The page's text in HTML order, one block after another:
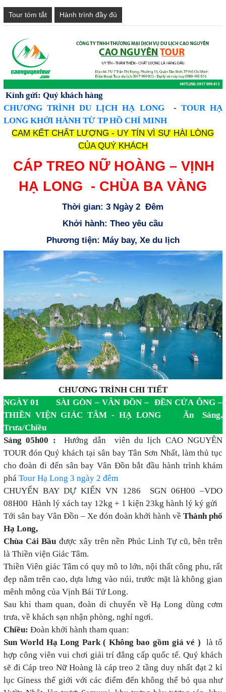
Tour tóm tắt Hành trình đầy đủ
Kính gửi: Quý khách hàng
CHƯƠNG TRÌNH DU LỊCH HẠ LONG-TOUR HẠ
LONG KHỞI HÀNH TỪ TP HỒ CHÍ MINH
CAM KẾT CHẤT LƯỢNG - UY TÍN VÌ SỰ HÀI LÒNG
CỦA QUÝ KHÁCH
CÁP TREO NỮ HOÀNG – VỊNH
HẠ LONG - CHÙA BA VÀNG
Thời gian: 3 Ngày 2 Đêm
Khởi hành: Theo yêu cầu
Phương tiện: Máy bay, Xe du lịch
CHƯƠNG TRÌNH CHI TIẾT
NGÀY 01 SÀI GÒN – VÂN ĐỒN – ĐỀN CỬA ÔNG –
THIỀN VIỆN GIÁC TÂM - HẠ LONG Ăn Sáng,
Trưa/Chiều
Sáng 05h00 : Hướng dẫn viên du lịch CAO NGUYÊN
TOUR đón Quý khách tại sân bay Tân Sơn Nhất, làm thủ tục
cho đoàn đi đến sân bay Vân Đồn bắt đầu hành trình khám
phá Tour Hạ Long 3 ngày 2 đêm
CHUYẾN BAY DỰ KIẾN VN 1286 SGN 06H00 –VDO
08H00 Hành lý xách tay 12kg + 1 kiện 23kg hành lý ký gửi
Tới sân bay Vân Đồn – Xe đón đoàn khởi hành vềThành phố
Hạ Long,
Chùa Cái Bầu được xây trên nền Phúc Linh Tự cũ, bên trên
là Thiền viện Giác Tâm.
Thiền Viên giác Tâm có quy mô to lớn, nội thất công phu, rất
đẹp nằm trên cao, dựa lưng vào núi, trước mặt là không gian
mênh mông của Vịnh Bái Tử Long.
Sau khi tham quan, đoàn di chuyển về Hạ Long dùng cơm
trưa, về khách sạn nhận phòng, nghỉ ngơi.
Chiều: Đoàn khởi hành tham quan:
Sun World Hạ Long Park ( Không bao gồm giá vé )
là tổ
hợp công viên vui chơi giải trí đẳng cấp quốc tế. Quý khách
sẽ đi Cáp treo Nữ Hoàng là cáp treo 2 tầng duy nhất đạt 2 kỉ
lục Giness thế giới với các điểm đến không thể bỏ qua như